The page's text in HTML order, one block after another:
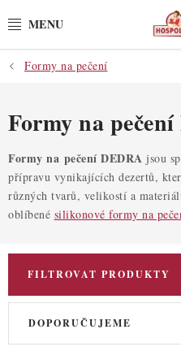
na
POTŘEBY
POMŮCKY
SUROVINY
DEKORACE
DO KUCHYNĚ
POCHUTINY
Formy na pečení
Formy na
Formy na pečení DEDRA jsou
přípravu vynikajících dezertů,
různých tvarů, velikostí a
oblíbené silikonové formy na
FILTROVAT PRODUKTY
V
Ř DOPORUČUJEME